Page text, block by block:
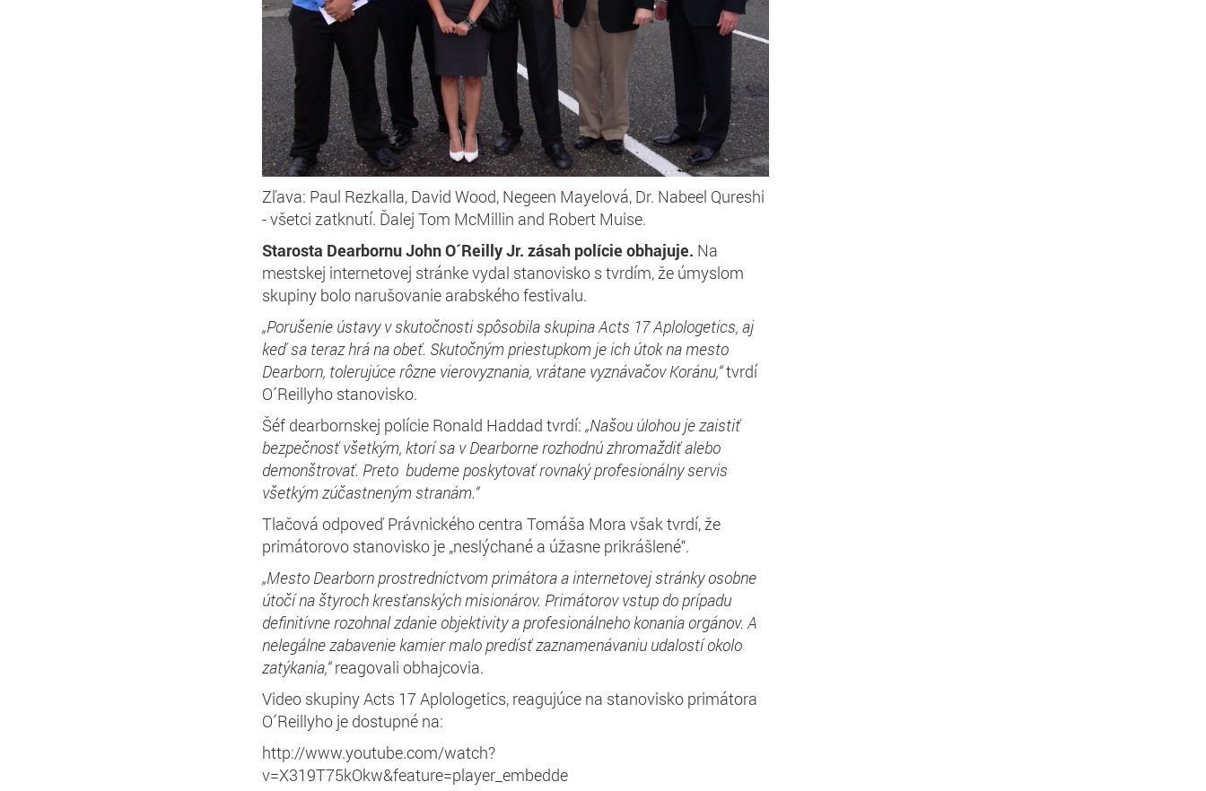
Zľava: Paul Rezkalla, David Wood, Negeen Mayelová, Dr. Nabeel Qureshi
- všetci zatknutí. Ďalej Tom McMillin and Robert Muise.
Starosta Dearbornu John O´Reilly Jr. zásah polície obhajuje. Na
mestskej internetovej stránke vydal stanovisko s tvrdím, že úmyslom
skupiny bolo narušovanie arabského festivalu.
„Porušenie ústavy v skutočnosti spôsobila skupina Acts 17 Aplologetics, aj
keď sa teraz hrá na obeť. Skutočným priestupkom je ich útok na mesto
Dearborn, tolerujúce rôzne vierovyznania, vrátane vyznávačov Koránu,“tvrdí
O´Reillyho stanovisko.
Šéf dearbornskej polície Ronald Haddad tvrdí: „Našou úlohou je zaistiť
bezpečnosť všetkým, ktorí sa v Dearborne rozhodnú zhromaždiť alebo
demonštrovať. Preto budeme poskytovať rovnaký profesionálny servis
všetkým zúčastneným stranám.“
Tlačová odpoveď Právnického centra Tomáša Mora však tvrdí, že
primátorovo stanovisko je „neslýchané a úžasne prikrášlené“.
„Mesto Dearborn prostredníctvom primátora a internetovej stránky osobne
útočí na štyroch kresťanských misionárov. Primátorov vstup do prípadu
definitívne rozohnal zdanie objektivity a profesionálneho konania orgánov. A
nelegálne zabavenie kamier malo predísť zaznamenávaniu udalostí okolo
zatýkania,“reagovali obhajcovia.
Video skupiny Acts 17 Aplologetics, reagujúce na stanovisko primátora
O´Reillyho je dostupné na:
http://www.youtube.com/watch?
v=X319T75kOkw&feature=player_embedde